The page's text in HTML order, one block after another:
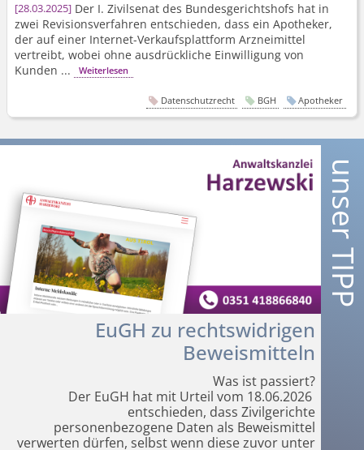
28.03.2025 Der I. Zivilsenat des Bundesgerichtshofs hat in
zwei Revisionsverfahren entschieden, dass ein Apotheker,
der auf einer Internet-Verkaufsplattform Arzneimittel
vertreibt, wobei ohne ausdrückliche Einwilligung von
Kunden ...
Weiterlesen
Datenschutzrecht BGH Apotheker
EuGH zu rechtswidrigen
Beweismitteln
Was ist passiert?
Der EuGH hat mit Urteil vom 18.06.2026
entschieden, dass Zivilgerichte
personenbezogene Daten als Beweismittel
verwerten dürfen, selbst wenn diese zuvor unter